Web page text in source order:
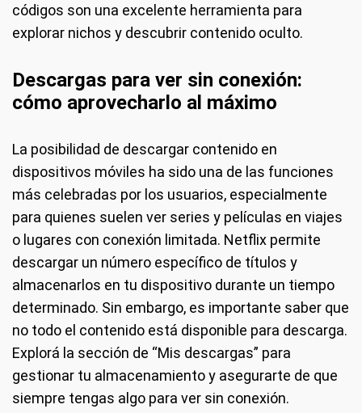
códigos son una excelente herramienta para
explorar nichos y descubrir contenido oculto.
Descargas para ver sin conexión:
cómo aprovecharlo al máximo
La posibilidad de descargar contenido en
dispositivos móviles ha sido una de las funciones
más celebradas por los usuarios, especialmente
para quienes suelen ver series y películas en viajes
o lugares con conexión limitada. Netflix permite
descargar un número específico de títulos y
almacenarlos en tu dispositivo durante un tiempo
determinado. Sin embargo, es importante saber que
no todo el contenido está disponible para descarga.
Explorá la sección de “Mis descargas” para
gestionar tu almacenamiento y asegurarte de que
siempre tengas algo para ver sin conexión.